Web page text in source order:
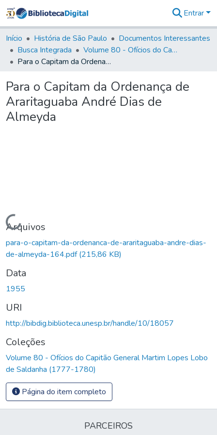
&
Coleções
Tudo na
Biblioteca
Estatísticas
Entrar
Início História de São Paulo
Documentos Interessantes
Busca Integrada
Volume 80 - Ofícios do Capitão General Martim Lopes Lobo de Saldanha (1777-1780)
Para o Capitam da Ordenança de Araritaguaba André Dias de Almeyda
Para o Capitam da Ordenança de
Araritaguaba André Dias de
Almeyda
Carregando...
Arquivos
para-o-capitam-da-ordenanca-de-araritaguaba-andre-dias-
de-almeyda-164.pdf(215,86 KB)
Data
1955
URI
http://bibdig.biblioteca.unesp.br/handle/10/18057
Coleções
Volume 80 - Ofícios do Capitão General Martim Lopes Lobo
de Saldanha (1777-1780)
Página do item completo
PARCEIROS